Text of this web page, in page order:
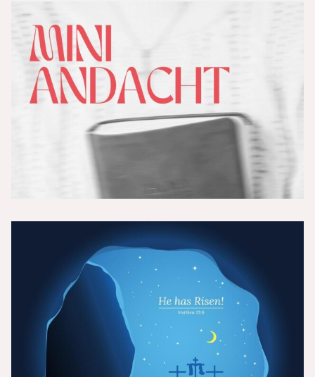
„Christsein ist unmöglich - Teil 1 -
Provokation“